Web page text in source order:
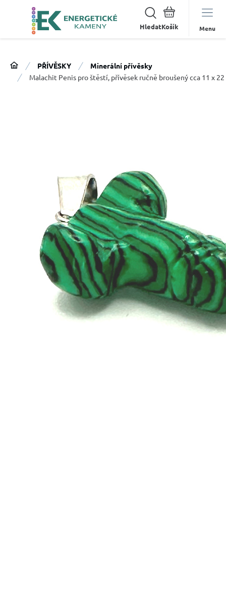
Hledat Menu
PŘÍVĚSKY
Minerální přívěsky
Malachit Penis pro štěstí, přívěsek ručně broušený cca 11 x